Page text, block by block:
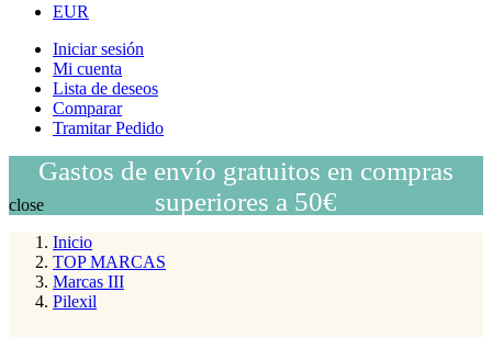
EUR
Iniciar sesión
Mi cuenta
Lista de deseos
Comparar
Tramitar Pedido
Gastos de envío gratuitos en compras
superiores a 50€
close
Inicio
TOP MARCAS
Marcas III
Pilexil